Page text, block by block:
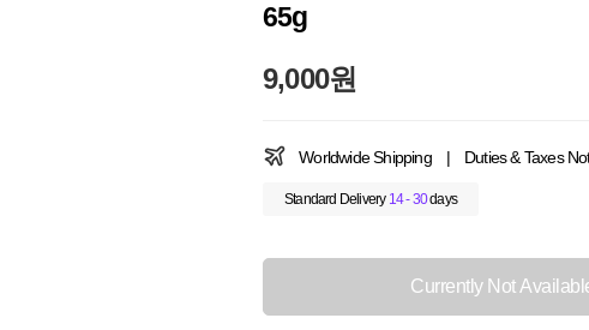
65g
9,000원
Worldwide Shipping | Duties & Taxes
Standard Delivery 14 - 30days
Currently Not